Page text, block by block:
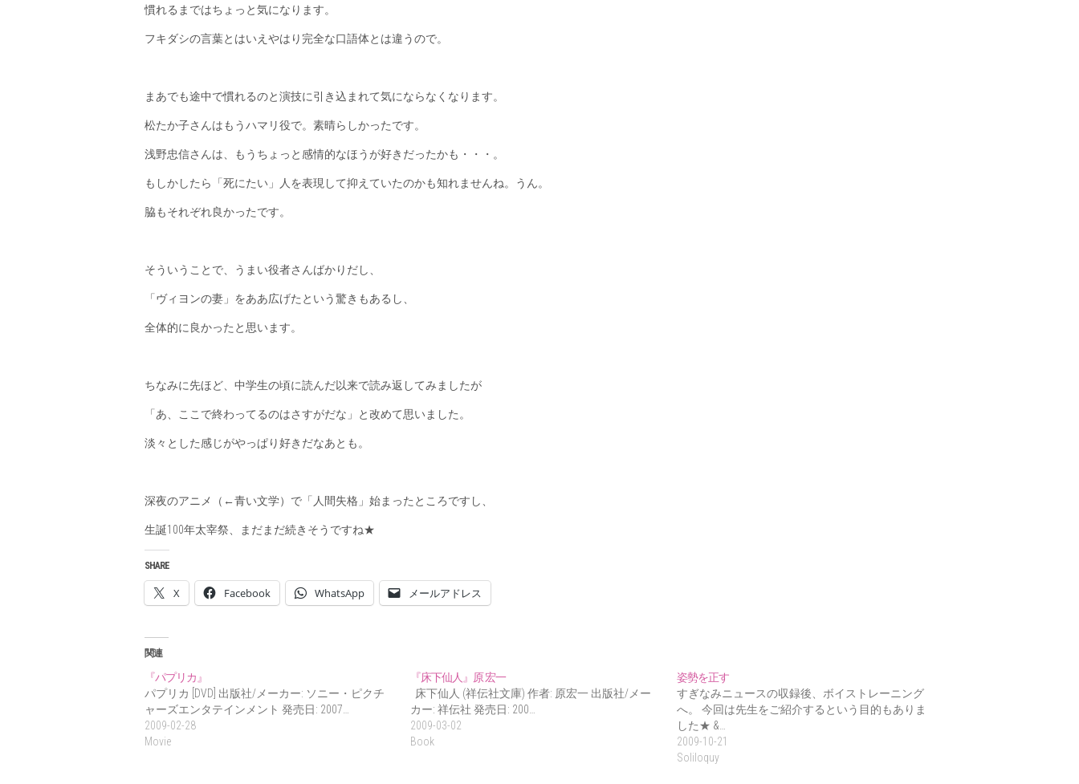
慣れるまではちょっと気になります。
フキダシの言葉とはいえやはり完全な口語体とは違うので。
まあでも途中で慣れるのと演技に引き込まれて気にならなくなります。
松たか子さんはもうハマリ役で。素晴らしかったです。
浅野忠信さんは、もうちょっと感情的なほうが好きだったかも・・・。
もしかしたら「死にたい」人を表現して抑えていたのかも知れませんね。うん。
脇もそれぞれ良かったです。
そういうことで、うまい役者さんばかりだし、
「ヴィヨンの妻」をああ広げたという驚きもあるし、
全体的に良かったと思います。
ちなみに先ほど、中学生の頃に読んだ以来で読み返してみましたが
「あ、ここで終わってるのはさすがだな」と改めて思いました。
淡々とした感じがやっぱり好きだなあとも。
深夜のアニメ（←青い文学）で「人間失格」始まったところですし、
生誕100年太宰祭、まだまだ続きそうですね★
SHARE
X Facebook WhatsApp メールアドレス
関連
『パプリカ』
パプリカ [DVD] 出版社/メーカー: ソニー・ピクチ
ャーズエンタテインメント 発売日: 2007…
2009-02-28
Movie
『床下仙人』原 宏一
床下仙人 (祥伝社文庫) 作者: 原宏一 出版社/メー
カー: 祥伝社 発売日: 200…
2009-03-02
Book
姿勢を正す
すぎなみニュースの収録後、ボイストレーニング
へ。 今回は先生をご紹介するという目的もありま
した★ &…
2009-10-21
Soliloquy